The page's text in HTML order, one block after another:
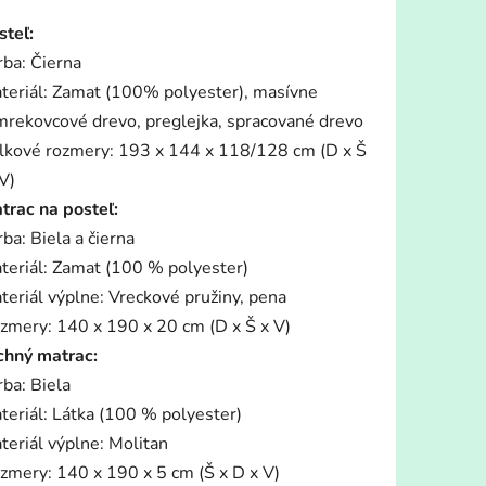
Čierna
Zamat (100% polyester), masívne
drevo, preglejka, spracované drevo
rozmery: 193 x 144 x 118/128 cm (D x Š
na posteľ:
Biela a čierna
Zamat (100 % polyester)
výplne: Vreckové pružiny, pena
140 x 190 x 20 cm (D x Š x V)
matrac:
Biela
Látka (100 % polyester)
výplne: Molitan
140 x 190 x 5 cm (Š x D x V)